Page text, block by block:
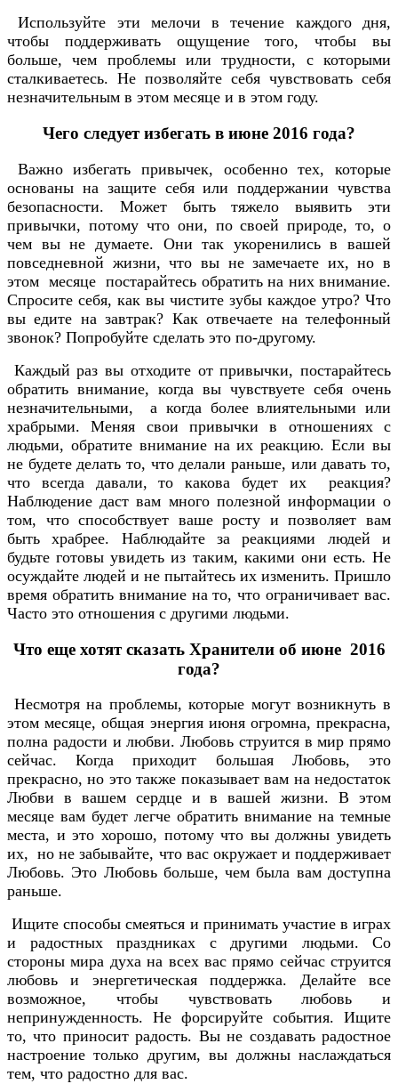
Используйте эти мелочи в течение каждого дня,
чтобы поддерживать ощущение того, чтобы вы
больше, чем проблемы или трудности, с которыми
сталкиваетесь. Не позволяйте себя чувствовать себя
незначительным в этом месяце и в этом году.
Чего следует избегать в июне 2016 года?
Важно избегать привычек, особенно тех, которые
основаны на защите себя или поддержании чувства
безопасности. Может быть тяжело выявить эти
привычки, потому что они, по своей природе, то, о
чем вы не думаете. Они так укоренились в вашей
повседневной жизни, что вы не замечаете их, но в
этом месяце постарайтесь обратить на них внимание.
Спросите себя, как вы чистите зубы каждое утро? Что
вы едите на завтрак? Как отвечаете на телефонный
звонок? Попробуйте сделать это по-другому.
Каждый раз вы отходите от привычки, постарайтесь
обратить внимание, когда вы чувствуете себя очень
незначительными, а когда более влиятельными или
храбрыми. Меняя свои привычки в отношениях с
людьми, обратите внимание на их реакцию. Если вы
не будете делать то, что делали раньше, или давать то,
что всегда давали, то какова будет их реакция?
Наблюдение даст вам много полезной информации о
том, что способствует ваше росту и позволяет вам
быть храбрее. Наблюдайте за реакциями людей и
будьте готовы увидеть из таким, какими они есть. Не
осуждайте людей и не пытайтесь их изменить. Пришло
время обратить внимание на то, что ограничивает вас.
Часто это отношения с другими людьми.
Что еще хотят сказать Хранители об июне 2016
года?
Несмотря на проблемы, которые могут возникнуть в
этом месяце, общая энергия июня огромна, прекрасна,
полна радости и любви. Любовь струится в мир прямо
сейчас. Когда приходит большая Любовь, это
прекрасно, но это также показывает вам на недостаток
Любви в вашем сердце и в вашей жизни. В этом
месяце вам будет легче обратить внимание на темные
места, и это хорошо, потому что вы должны увидеть
их, но не забывайте, что вас окружает и поддерживает
Любовь. Это Любовь больше, чем была вам доступна
раньше.
Ищите способы смеяться и принимать участие в играх
и радостных праздниках с другими людьми. Со
стороны мира духа на всех вас прямо сейчас струится
любовь и энергетическая поддержка. Делайте все
возможное, чтобы чувствовать любовь и
непринужденность. Не форсируйте события. Ищите
то, что приносит радость. Вы не создавать радостное
настроение только другим, вы должны наслаждаться
тем, что радостно для вас.